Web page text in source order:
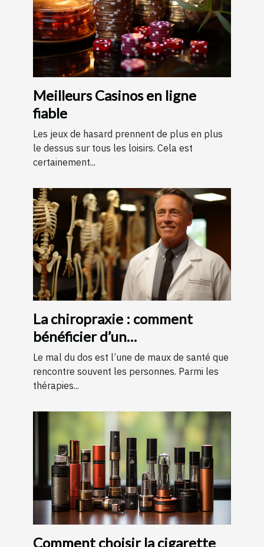
Meilleurs Casinos en ligne
fiable
Les jeux de hasard prennent de plus en plus
le dessus sur tous les loisirs. Cela est
certainement...
La chiropraxie : comment
bénéficier d’un
remboursement ?
Le mal du dos est l’une de maux de santé que
rencontre souvent les personnes. Parmi les
thérapies...
Comment choisir la cigarette